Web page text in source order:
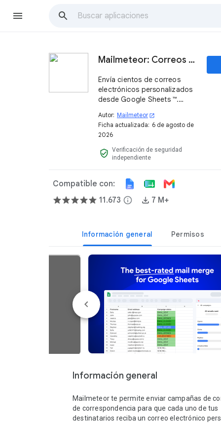
Mailmeteor: Correos masivos con Google Sheets ™
Envía cientos de correos
electrónicos personalizados
desde Google Sheets ™.
mensajes de seguimiento,
automatizaciones y potentes
funciones de AI. ¡Pruébalo
ahora, es gratis!
Autor: Mailmeteor open_in_new
Ficha actualizada: 6 de agosto de
2026
verified_user Verificación de seguridad
independiente
Compatible con:
11.673 info 7 M+
Información general Permisos
Información general
Mailmeteor te permite enviar campañas de
de correspondencia para que cada uno de tus
destinatarios reciba un correo electrónico